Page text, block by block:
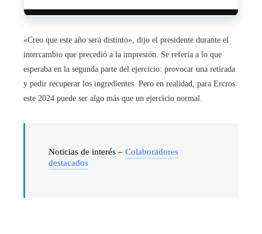
«Creo que este año será distinto», dijo el presidente durante el
intercambio que precedió a la impresión. Se refería a lo que
esperaba en la segunda parte del ejercicio: provocar una retirada
y pedir recuperar los ingredientes. Pero en realidad, para Ercros
este 2024 puede ser algo más que un ejercicio normal.
Noticias de interés – Colaboradores
destacados